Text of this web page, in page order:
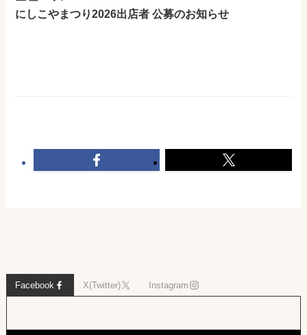
にしこやまつり2026出店者 公募のお知らせ
Facebook X(Twitter) Instagram